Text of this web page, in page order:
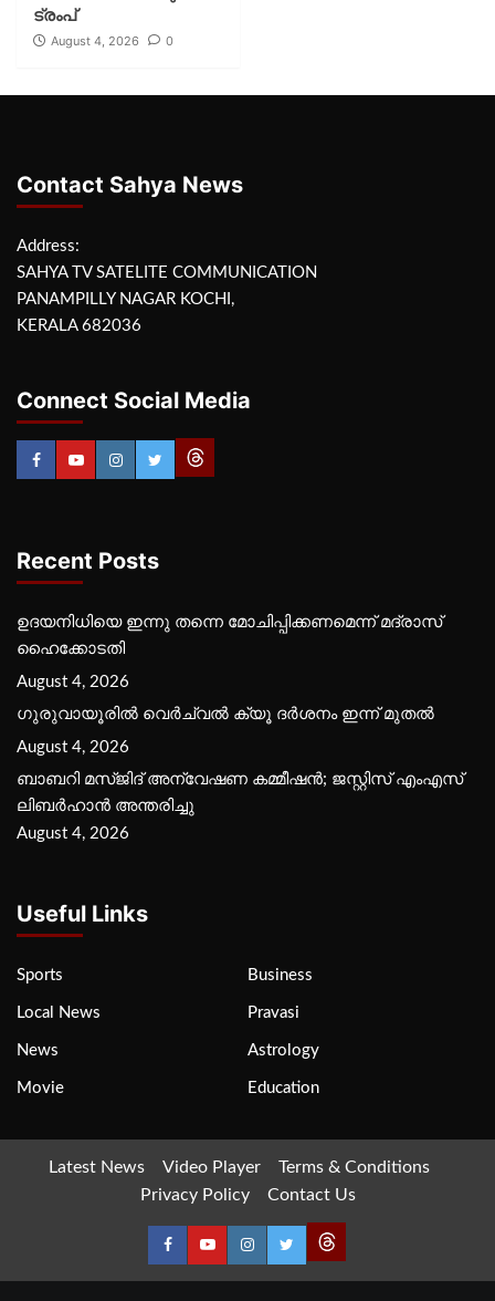
ട്രംപ്
August 4, 2026 0
Contact Sahya News
Address:
SAHYA TV SATELITE COMMUNICATION
PANAMPILLY NAGAR KOCHI,
KERALA 682036
Connect Social Media
Recent Posts
ഉദയനിധിയെ ഇന്നു തന്നെ മോചിപ്പിക്കണമെന്ന് മദ്രാസ്
ഹൈക്കോടതി
August 4, 2026
ഗുരുവായൂരില്‍ വെര്‍ച്വല്‍ ക്യൂ ദര്‍ശനം ഇന്ന് മുതല്‍
August 4, 2026
ബാബറി മസ്ജിദ് അന്വേഷണ കമ്മീഷന്‍; ജസ്റ്റിസ് എംഎസ്
ലിബര്‍ഹാന്‍ അന്തരിച്ചു
August 4, 2026
Useful Links
Sports Business
Local News Pravasi
News Astrology
Movie Education
Latest News Video Player
Terms & Conditions
Privacy Policy
Contact Us